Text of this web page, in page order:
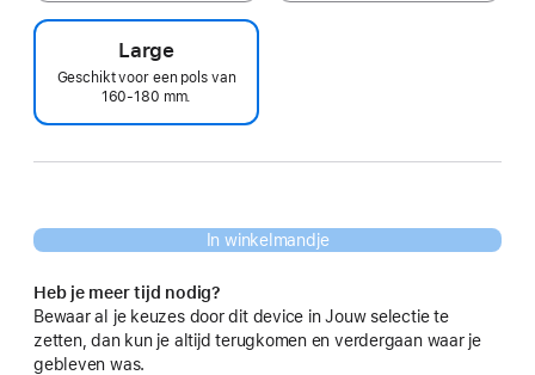
Large
Geschikt voor een pols van
160-180 mm.
In winkelmandje
Heb je meer tijd nodig?
Bewaar al je keuzes door dit device in Jouw selectie te
zetten, dan kun je altijd terugkomen en verdergaan waar je
gebleven was.